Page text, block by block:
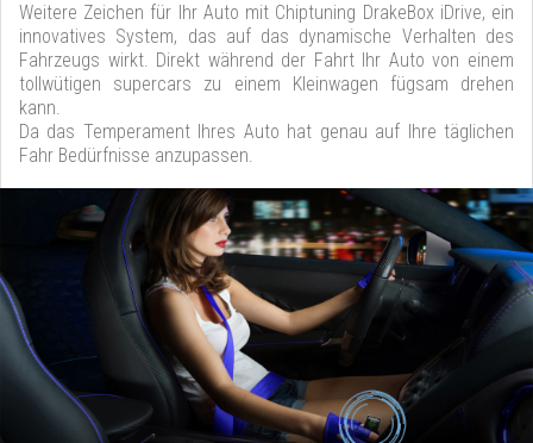
Weitere Zeichen für Ihr Auto mit Chiptuning DrakeBox iDrive, ein
innovatives System, das auf das dynamische Verhalten des
Fahrzeugs wirkt. Direkt während der Fahrt Ihr Auto von einem
tollwütigen supercars zu einem Kleinwagen fügsam drehen
kann.
Da das Temperament Ihres Auto hat genau auf Ihre täglichen
Fahr Bedürfnisse anzupassen.